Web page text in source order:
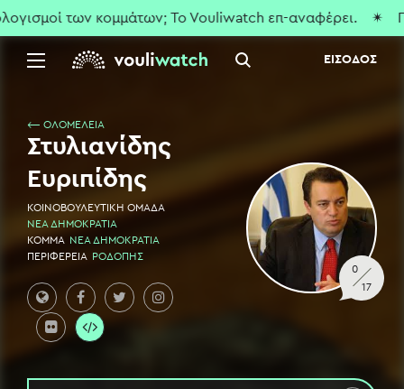
των κομμάτων; To Vouliwatch επ-αναφέρει.✴ Που
ΕΙΣΟΔΟΣ
⟵ ΟΛΟΜΕΛΕΙΑ
Στυλιανίδης
Ευριπίδης
ΚΟΙΝΟΒΟΥΛΕΥΤΙΚΗ ΟΜΑΔΑ
ΝΕΑ ΔΗΜΟΚΡΑΤΙΑ
ΚΟΜΜΑ ΝΕΑ ΔΗΜΟΚΡΑΤΙΑ
ΠΕΡΙΦΕΡΕΙΑ ΡΟΔΟΠΗΣ
0
17